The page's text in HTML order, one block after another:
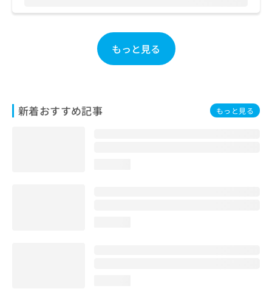
もっと見る
新着おすすめ記事 もっと見る
ち
ら